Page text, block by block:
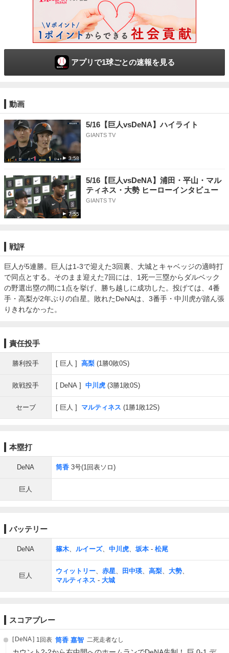
アプリで1球ごとの速報を見る
動画
3:58
5/16【巨人vsDeNA】ハイライト
GIANTS TV
7:55
5/16【巨人vsDeNA】浦田・平山・マル
ティネス・大勢 ヒーローインタビュー
GIANTS TV
戦評
巨人が5連勝。巨人は1-3で迎えた3回裏、大城とキャベッジの適時打
で同点とする。そのまま迎えた7回には、1死一三塁からダルベック
の野選出塁の間に1点を挙げ、勝ち越しに成功した。投げては、4番
手・高梨が2年ぶりの白星。敗れたDeNAは、3番手・中川虎が踏ん張
りきれなかった。
責任投手
勝利投手 巨人 高梨 (1勝0敗0S)
敗戦投手 DeNA 中川虎 (3勝1敗0S)
セーブ 巨人 マルティネス (1勝1敗12S)
本塁打
DeNA 筒香 3号(1回表ソロ)
巨人
バッテリー
DeNA 篠木、 ルイーズ、 中川虎、 坂本 - 松尾
巨人
ウィットリー、 赤星、 田中瑛、 高梨、 大勢、
マルティネス - 大城
スコアプレー
DeNA 1回表 筒香 嘉智 二死走者なし